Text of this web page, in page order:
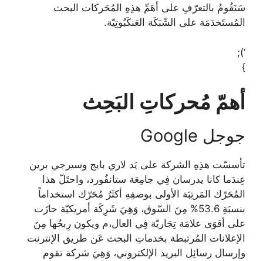
سَنَقُومُ بالتعرّفِ على أهَمِّ هذِهِ المُحَركات البحث
المُستَخدَمَة على الشّبَكَة العَنكَبُوتِيّة.
‘);
}
أهمّ مُحركاتِ البَحِث
جوجل Google
تأسسّت هذِهِ الشركة على يَد لاري بايج وسيرجي برين
عِندَما كانا يدرسان فِي جامِعَة ستانفُورد، واحتَلّ هذا
المُحَرّك المَرتِبَة الأولى بوصفِهِ أكثَرُ مُحَرّك استخداماً
بنسبَةِ 53.6% مِنَ السّوق، وَهِيَ شَرِكَة أمريكيّة حازَت
على أقوَى علامَة تِجَاريّة فِي العال،م ويكون رِبحُها مِنَ
الإعلانات المُرتبطة بخدماتِ البحث عَن طريق الإنترنت
وإرسال رسائِل البريد الإلكتروني، وَهِيَ شركة تقوم